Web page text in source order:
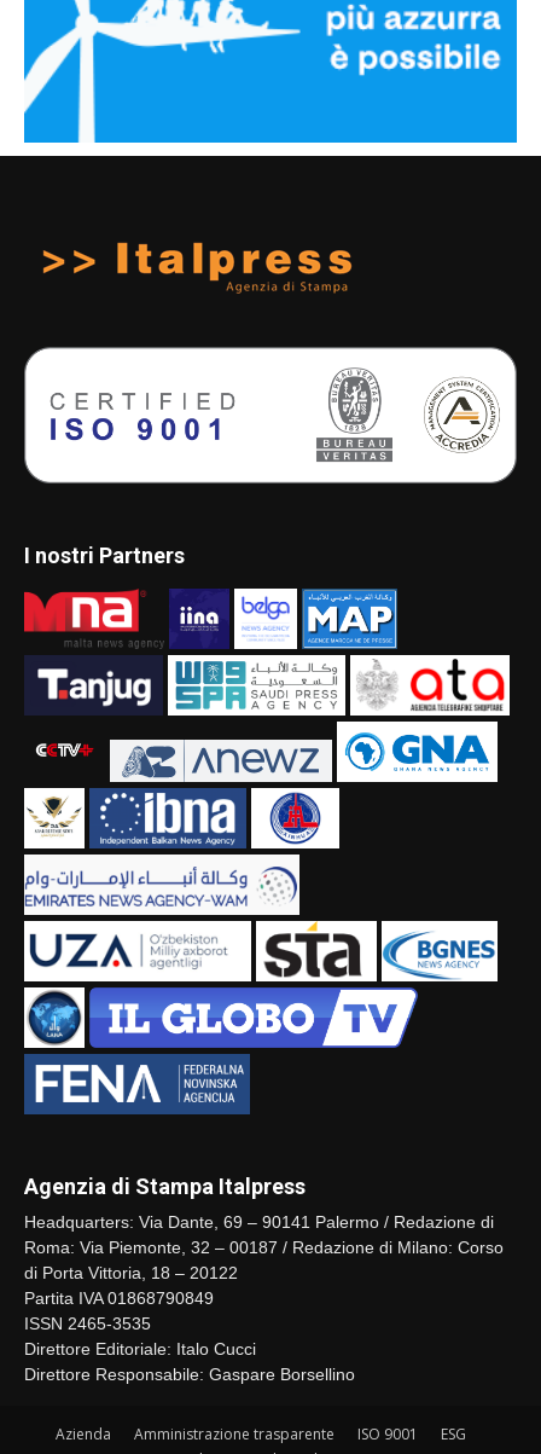
I nostri Partners
Agenzia di Stampa Italpress
Headquarters: Via Dante, 69 – 90141 Palermo / Redazione di
Roma: Via Piemonte, 32 – 00187 / Redazione di Milano: Corso
di Porta Vittoria, 18 – 20122
Partita IVA 01868790849
ISSN 2465-3535
Direttore Editoriale: Italo Cucci
Direttore Responsabile: Gaspare Borsellino
Azienda Amministrazione trasparente ISO 9001
ESG